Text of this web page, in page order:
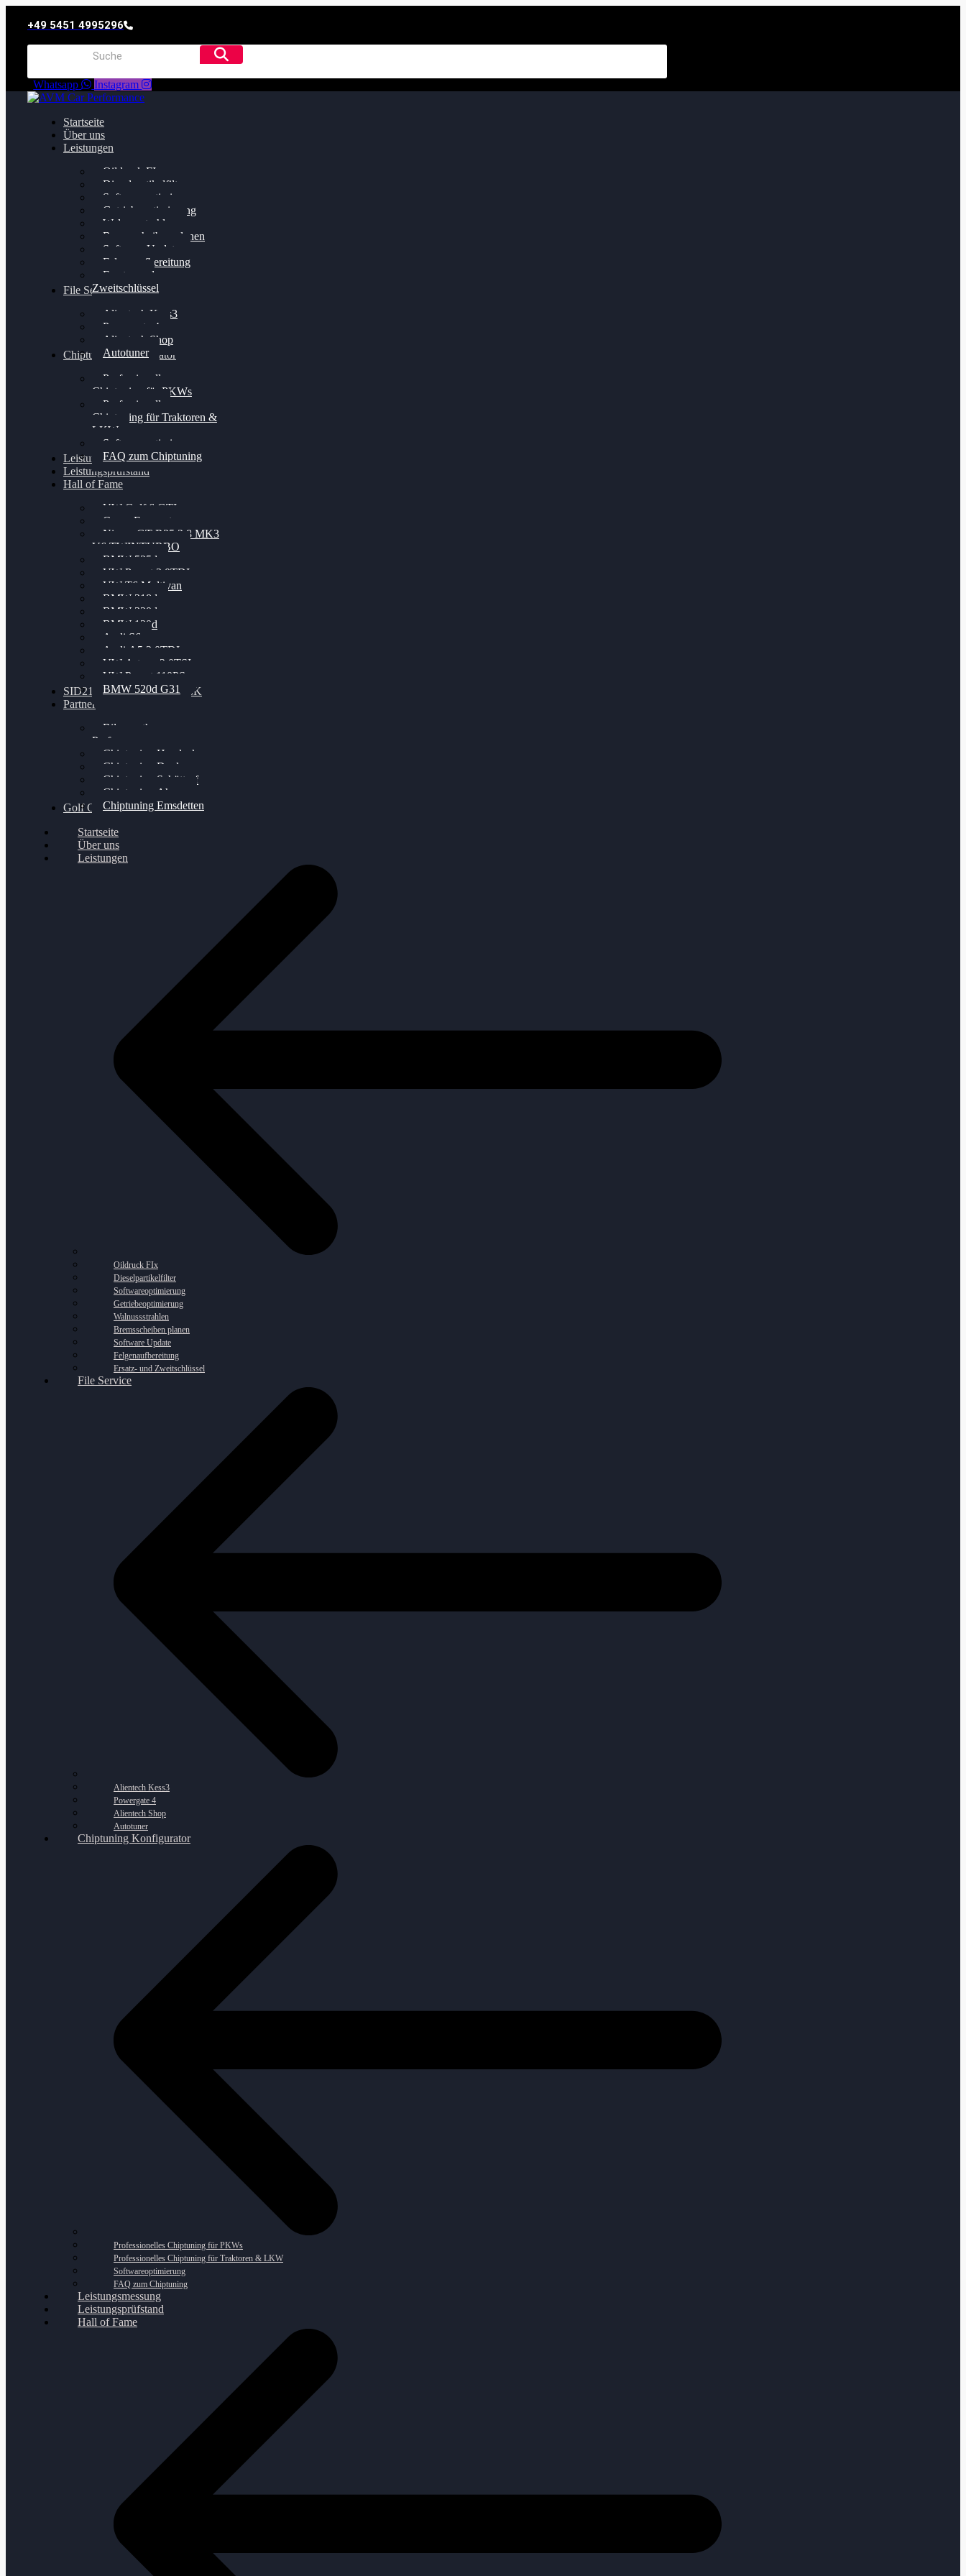
+49 5451 4995296
Whatsapp Instagram
Startseite
Über uns
Leistungen
Oildruck FIx
Dieselpartikelfilter
Softwareoptimierung
Getriebeoptimierung
Walnussstrahlen
Bremsscheiben planen
Software Update
Felgenaufbereitung
Ersatz- und
Zweitschlüssel
File Service
Alientech Kess3
Powergate 4
Alientech Shop
Autotuner
Chiptuning Konfigurator
Professionelles
Chiptuning für PKWs
Professionelles
Chiptuning für Traktoren &
LKW
Softwareoptimierung
FAQ zum Chiptuning
Leistungsmessung
Leistungsprüfstand
Hall of Fame
VW Golf 6 GTI
Cupra Formentor
Nissan GT-R35 3.8 MK3
V6 TWINTURBO
BMW 525d
VW Passat 2.0TDI
VW T6 Multivan
BMW 318d
BMW 320d
BMW 120d
Audi S6
Audi A5 3.0TDI
VW Arteon 2.0TSI
VW Passat 110PS
BMW 520d G31
SID212 / 212EVO UNLOCK
Partner
Bilgenroth
Performance
Chiptuning Herzlacke
Chiptuning Duelmen
Chiptuning Schüttorf
Chiptuning Ahaus
Chiptuning Emsdetten
Golf Gewinnspiel
Startseite
Über uns
Leistungen
Oildruck FIx
Dieselpartikelfilter
Softwareoptimierung
Getriebeoptimierung
Walnussstrahlen
Bremsscheiben planen
Software Update
Felgenaufbereitung
Ersatz- und Zweitschlüssel
File Service
Alientech Kess3
Powergate 4
Alientech Shop
Autotuner
Chiptuning Konfigurator
Professionelles Chiptuning für PKWs
Professionelles Chiptuning für Traktoren & LKW
Softwareoptimierung
FAQ zum Chiptuning
Leistungsmessung
Leistungsprüfstand
Hall of Fame